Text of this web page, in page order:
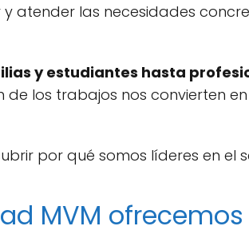
y atender las necesidades
y estudiantes hasta
de los trabajos nos convierten
por qué somos líderes en el
MVM ofrecemos